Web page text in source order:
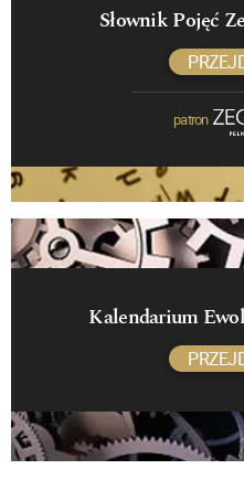
Słownik Pojęć
patron
Kalendarium